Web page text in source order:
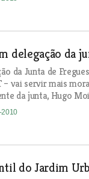
delegação da
da Junta de
– vai servir mais
da junta, Hugo
2010
do Jardim